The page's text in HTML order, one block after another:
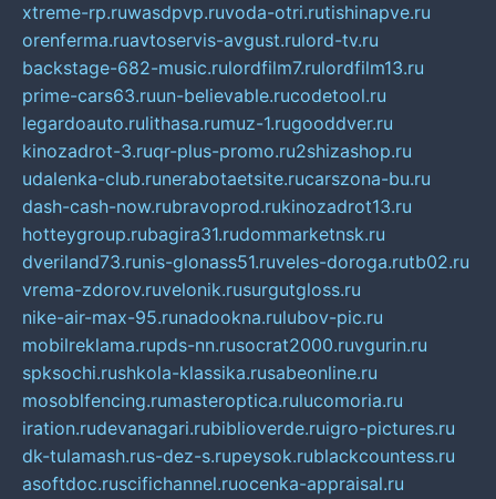
xtreme-rp.ruwasdpvp.ruvoda-otri.rutishinapve.ru
orenferma.ruavtoservis-avgust.rulord-tv.ru
backstage-682-music.rulordfilm7.rulordfilm13.ru
prime-cars63.ruun-believable.rucodetool.ru
legardoauto.rulithasa.rumuz-1.rugooddver.ru
kinozadrot-3.ruqr-plus-promo.ru2shizashop.ru
udalenka-club.runerabotaetsite.rucarszona-bu.ru
dash-cash-now.rubravoprod.rukinozadrot13.ru
hotteygroup.rubagira31.rudommarketnsk.ru
dveriland73.runis-glonass51.ruveles-doroga.rutb02.ru
vrema-zdorov.ruvelonik.rusurgutgloss.ru
nike-air-max-95.runadookna.rulubov-pic.ru
mobilreklama.rupds-nn.rusocrat2000.ruvgurin.ru
spksochi.rushkola-klassika.rusabeonline.ru
mosoblfencing.rumasteroptica.rulucomoria.ru
iration.rudevanagari.rubiblioverde.ruigro-pictures.ru
dk-tulamash.rus-dez-s.rupeysok.rublackcountess.ru
asoftdoc.ruscifichannel.ruocenka-appraisal.ru